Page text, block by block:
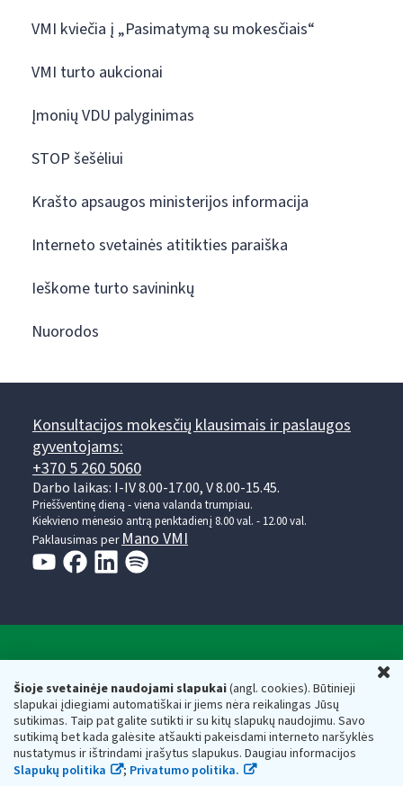
Šioje svetainėje naudojami slapukai(angl. cookies). Būtinieji
slapukai įdiegiami automatiškai ir jiems nėra reikalingas Jūsų
sutikimas. Taip pat galite sutikti ir su kitų slapukų naudojimu. Savo
sutikimą bet kada galėsite atšaukti pakeisdami interneto naršyklės
nustatymus ir ištrindami įrašytus slapukus. Daugiau informacijos
Slapukų politika
; Privatumo politika.
VMI kviečia į „Pasimatymą su mokesčiais“
VMI turto aukcionai
Įmonių VDU palyginimas
STOP šešėliui
Krašto apsaugos ministerijos informacija
Interneto svetainės atitikties paraiška
Ieškome turto savininkų
Nuorodos
Konsultacijos mokesčių klausimais ir paslaugos
gyventojams:
+370 5 260 5060
Darbo laikas: I-IV 8.00-17.00, V 8.00-15.45.
Prieššventinę dieną - viena valanda trumpiau.
Kiekvieno mėnesio antrą penktadienį 8.00 val. - 12.00 val.
Paklausimas per Mano VMI
Respublikos finansų ministerijos
Biudžetinė įstaiga. Juridinio asmens kodas — 188659752,
adresas: Vasario 16-osios g. 14, 01107 Vilnius, Lietuva, el.paštas:
vmi@vmi.lt, E. pristatymo dėžutės adresas 188659752
Duomenys apie Valstybinę mokesčių inspekciją prie Lietuvos
Respublikos finansų ministerijos kaupiami ir saugomi Juridinių